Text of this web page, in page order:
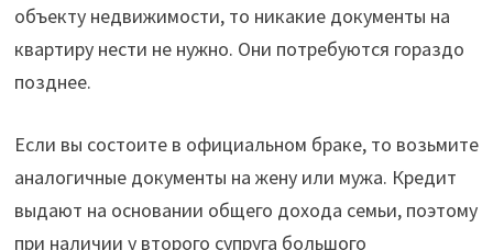
объекту недвижимости, то никакие документы на
квартиру нести не нужно. Они потребуются гораздо
позднее.
Если вы состоите в официальном браке, то возьмите
аналогичные документы на жену или мужа. Кредит
выдают на основании общего дохода семьи, поэтому
при наличии у второго супруга большого